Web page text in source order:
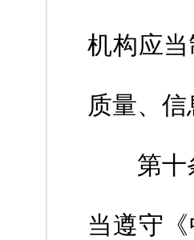
机构应
质量、
第十条
当遵守